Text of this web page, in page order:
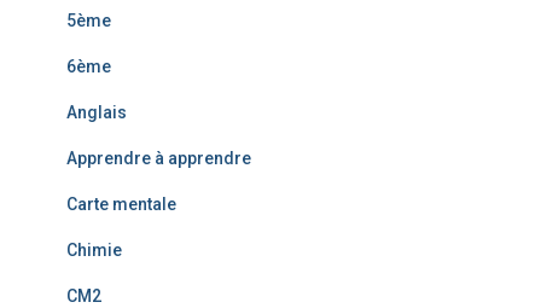
5ème
6ème
Anglais
Apprendre à apprendre
Carte mentale
Chimie
CM2